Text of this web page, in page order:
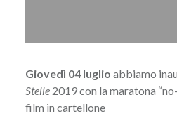
Giovedì 04 luglio abbiamo
Stelle 2019 con la maratona
film in cartellone